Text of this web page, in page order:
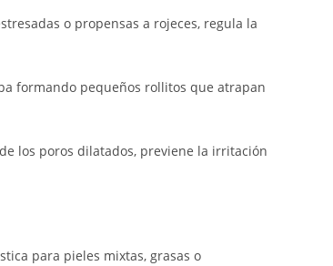
o propensas a rojeces, regula la
formando pequeños rollitos que atrapan
los poros dilatados, previene la irritación
para pieles mixtas, grasas o